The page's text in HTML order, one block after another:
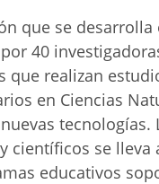
que se
40
que realizan
en Ciencias
tecnologías.
científicos se lleva
educativos